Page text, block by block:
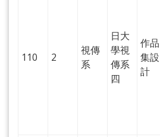
110 2
視傳
系
日大
學視
傳系
四
作品
集設
計